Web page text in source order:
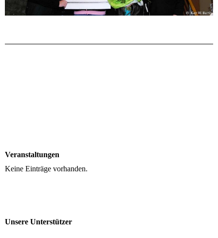
Veranstaltungen
Keine Einträge vorhanden.
Unsere Unterstützer